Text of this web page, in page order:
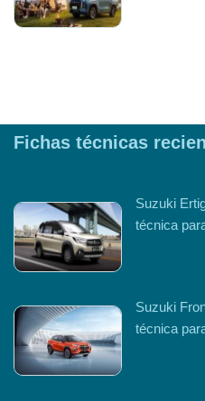
Fichas técnicas
Suzuki
técnica
Suzuki
técnica